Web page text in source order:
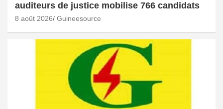
auditeurs de justice mobilise 766 candidats
8 août 2026 Guineesource